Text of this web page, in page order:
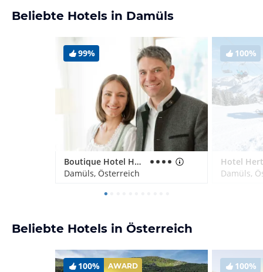
Beliebte Hotels in Damüls
99%
Boutique Hotel Hohes Licht
Damüls, Österreich
100%
Hotel
Damüls,
Beliebte Hotels in Österreich
100% AWARD 100%